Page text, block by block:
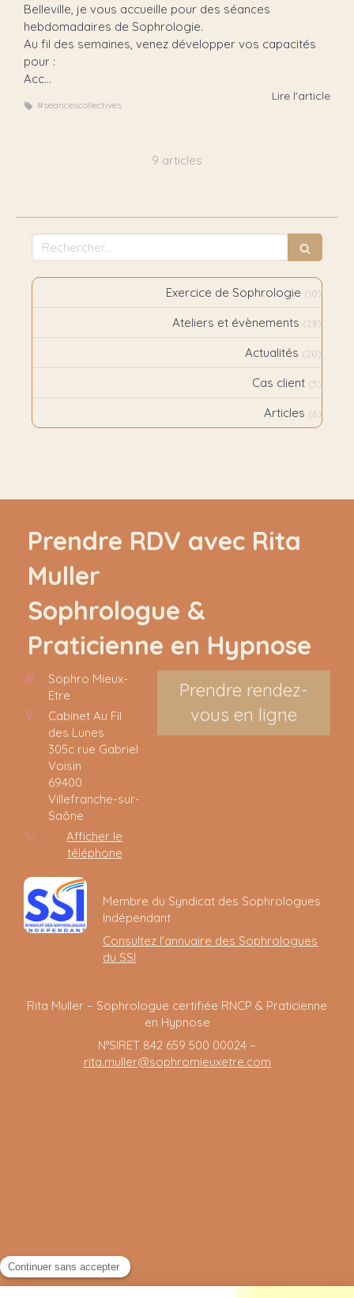
Belleville, je vous accueille pour des séances
hebdomadaires de Sophrologie.
Au fil des semaines, venez développer vos capacités
pour :
Acc...
Lire l'article
#seancescollectives
9 articles
Rechercher
Exercice de Sophrologie (10)
Ateliers et évènements (28)
Actualités (20)
Cas client (5)
Articles (6)
Prendre RDV avec Rita
Muller
Sophrologue &
Praticienne en Hypnose
Sophro Mieux-
Etre
Cabinet Au Fil
des Lunes
305c rue Gabriel
Voisin
69400
Villefranche-sur-
Saône
Afficher le
téléphone
Prendre rendez-
vous en ligne
Membre du Syndicat des Sophrologues
Indépendant
Consultez l'annuaire des Sophrologues
du SSI
Rita Muller – Sophrologue certifiée RNCP & Praticienne
en Hypnose
N°SIRET 842 659 500 00024 –
rita.muller@sophromieuxetre.com